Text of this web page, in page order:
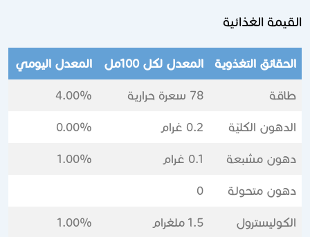
القيمة الغذائية
الحقائق التغذوية المعدل لكل 100مل المعدل اليومي
طاقة 78 سعرة حرارية 4.00%
الدهون الكليّة 0.2 غرام 0.00%
دهون مشبعة 0.1 غرام 1.00%
دهون متحولة 0
الكوليسترول 1.5 ملغرام 1.00%